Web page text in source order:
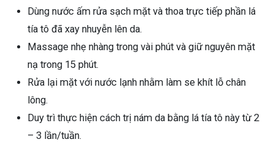
Dùng nước ấm rửa sạch mặt và thoa trực tiếp phần lá
tía tô đã xay nhuyễn lên da.
Massage nhẹ nhàng trong vài phút và giữ nguyên mặt
nạ trong 15 phút.
Rửa lại mặt với nước lạnh nhằm làm se khít lỗ chân
lông.
Duy trì thực hiện cách trị nám da bằng lá tía tô này từ 2
– 3 lần/tuần.